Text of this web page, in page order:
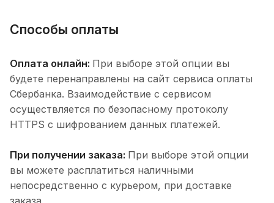
Способы оплаты
Оплата онлайн: При выборе этой опции вы
будете перенаправлены на сайт сервиса оплаты
Сбербанка. Взаимодействие с сервисом
осуществляется по безопасному протоколу
HTTPS с шифрованием данных платежей.
При получении заказа: При выборе этой опции
вы можете расплатиться наличными
непосредственно с курьером, при доставке
заказа.